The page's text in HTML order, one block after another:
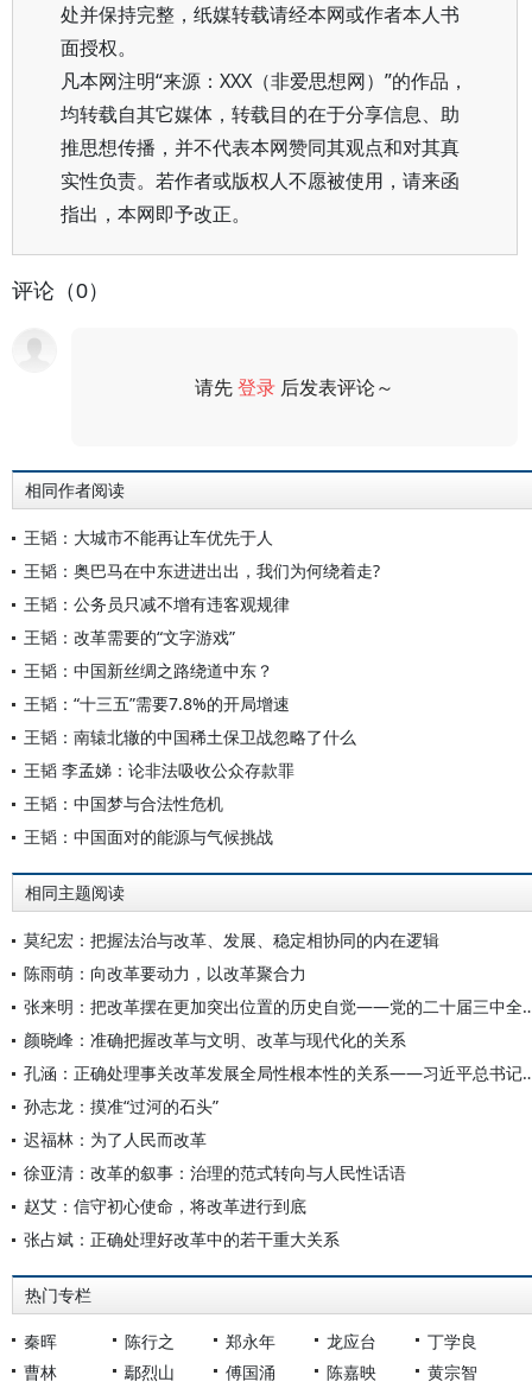
处并保持完整，纸媒转载请经本网或作者本人书
面授权。
凡本网注明“来源：XXX（非爱思想网）”的作品，
均转载自其它媒体，转载目的在于分享信息、助
推思想传播，并不代表本网赞同其观点和对其真
实性负责。若作者或版权人不愿被使用，请来函
指出，本网即予改正。
评论（0）
请先登录 后发表评论～
相同作者阅读
王韬：大城市不能再让车优先于人
王韬：奥巴马在中东进进出出，我们为何绕着走?
王韬：公务员只减不增有违客观规律
王韬：改革需要的“文字游戏”
王韬：中国新丝绸之路绕道中东？
王韬：“十三五”需要7.8%的开局增速
王韬：南辕北辙的中国稀土保卫战忽略了什么
王韬 李孟娣：论非法吸收公众存款罪
王韬：中国梦与合法性危机
王韬：中国面对的能源与气候挑战
相同主题阅读
莫纪宏：把握法治与改革、发展、稳定相协同的内在逻辑
陈雨萌：向改革要动力，以改革聚合力
张来明：把改革摆在更加突出位置
颜晓峰：准确把握改革与文明、改革与现代化的关系
孔涵：正确处理事关改革发展全局
孙志龙：摸准“过河的石头”
迟福林：为了人民而改革
徐亚清：改革的叙事：治理的范式转向与人民性话语
赵艾：信守初心使命，将改革进行到底
张占斌：正确处理好改革中的若干重大关系
热门专栏
秦晖 陈行之 郑永年 龙应台
丁学良
曹林
鄢烈山 傅国涌 陈嘉映 黄宗智